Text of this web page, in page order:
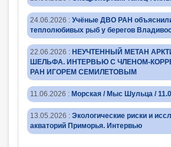
24.06.2026 : Учёные ДВО РАН
теплолюбивых рыб у берегов
22.06.2026 : НЕУЧТЕННЫЙ МЕТАН
ШЕЛЬФА. ИНТЕРВЬЮ С ЧЛЕНОМ-
РАН ИГОРЕМ СЕМИЛЕТОВЫМ
11.06.2026 : Морская / Мыс Шульца /
13.05.2026 : Экологические риски и
акваторий Приморья. Интервью